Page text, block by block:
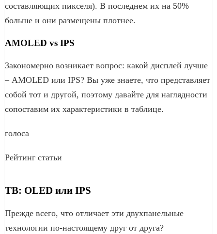
составляющих пикселя). В последнем их на 50%
больше и они размещены плотнее.
AMOLED vs IPS
Закономерно возникает вопрос: какой дисплей лучше
– AMOLED или IPS? Вы уже знаете, что представляет
собой тот и другой, поэтому давайте для наглядности
сопоставим их характеристики в таблице.
голоса
Рейтинг статьи
ТВ: OLED или IPS
Прежде всего, что отличает эти двухпанельные
технологии по-настоящему друг от друга?